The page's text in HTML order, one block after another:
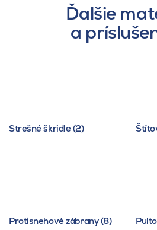
Ďalšie
a
Strešné škridle (2)
Protisnehové zábrany (8)